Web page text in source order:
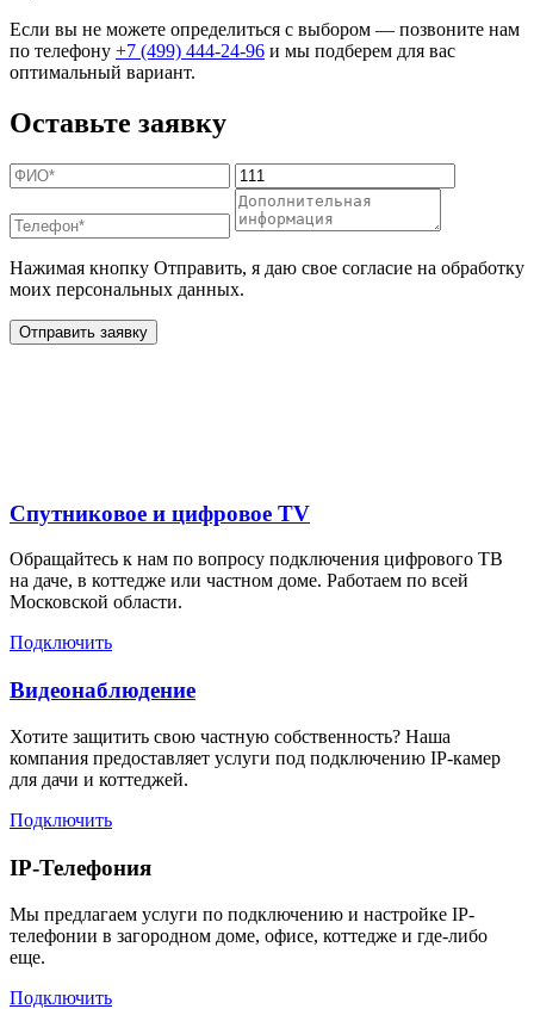
Если вы не можете определиться с выбором — позвоните нам
по телефону +7 (499) 444-24-96 и мы подберем для вас
оптимальный вариант.
Оставьте заявку
Нажимая кнопку Отправить, я даю свое согласие на обработку
моих персональных данных.
Отправить заявку
Спутниковое и цифровое TV
Обращайтесь к нам по вопросу подключения цифрового ТВ
на даче, в коттедже или частном доме. Работаем по всей
Московской области.
Подключить
Видеонаблюдение
Хотите защитить свою частную собственность? Наша
компания предоставляет услуги под подключению IP-камер
для дачи и коттеджей.
Подключить
IP-Телефония
Мы предлагаем услуги по подключению и настройке IP-
телефонии в загородном доме, офисе, коттедже и где-либо
еще.
Подключить